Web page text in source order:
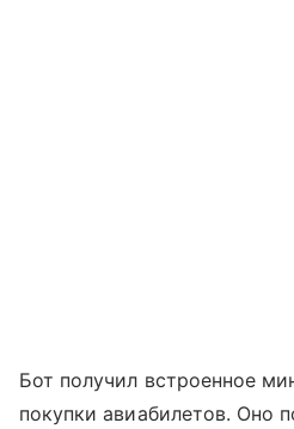
Бот получил встроенное
покупки авиабилетов. Оно